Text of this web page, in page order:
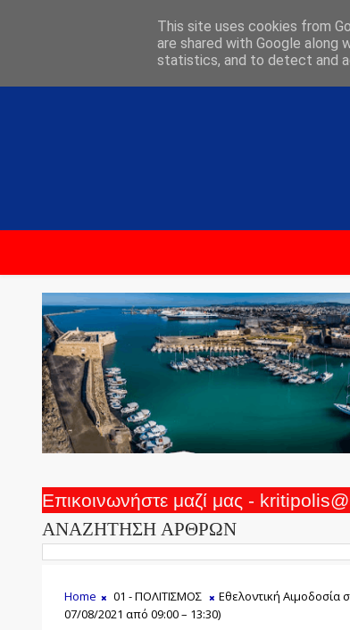
Επικοινωνήστε μαζί μας -
ΑΝΑΖΗΤΗΣΗ ΑΡΘΡΩΝ
Home 01 - ΠΟΛΙΤΙΣΜΟΣ
Εθελοντική Αιμοδοσία
07/08/2021 από 09:00 – 13:30)
This site uses cookies from
are shared with Google along
statistics, and to detect and